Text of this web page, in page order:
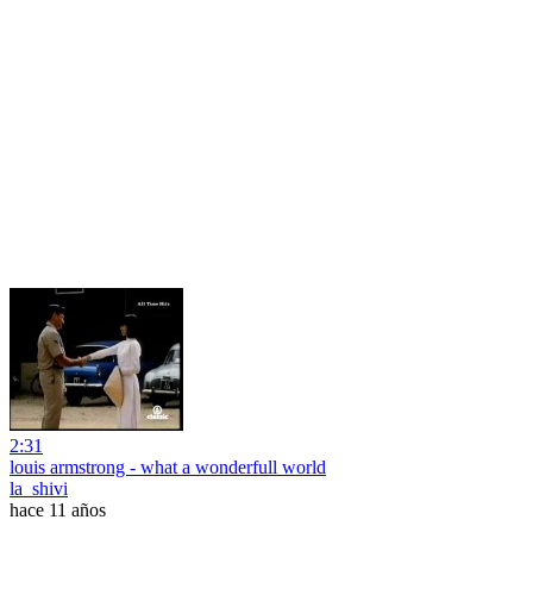
2:31
louis armstrong - what a wonderfull world
la_shivi
hace 11 años